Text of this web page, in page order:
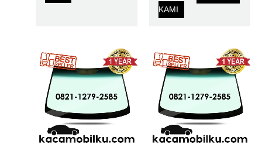
KAMI